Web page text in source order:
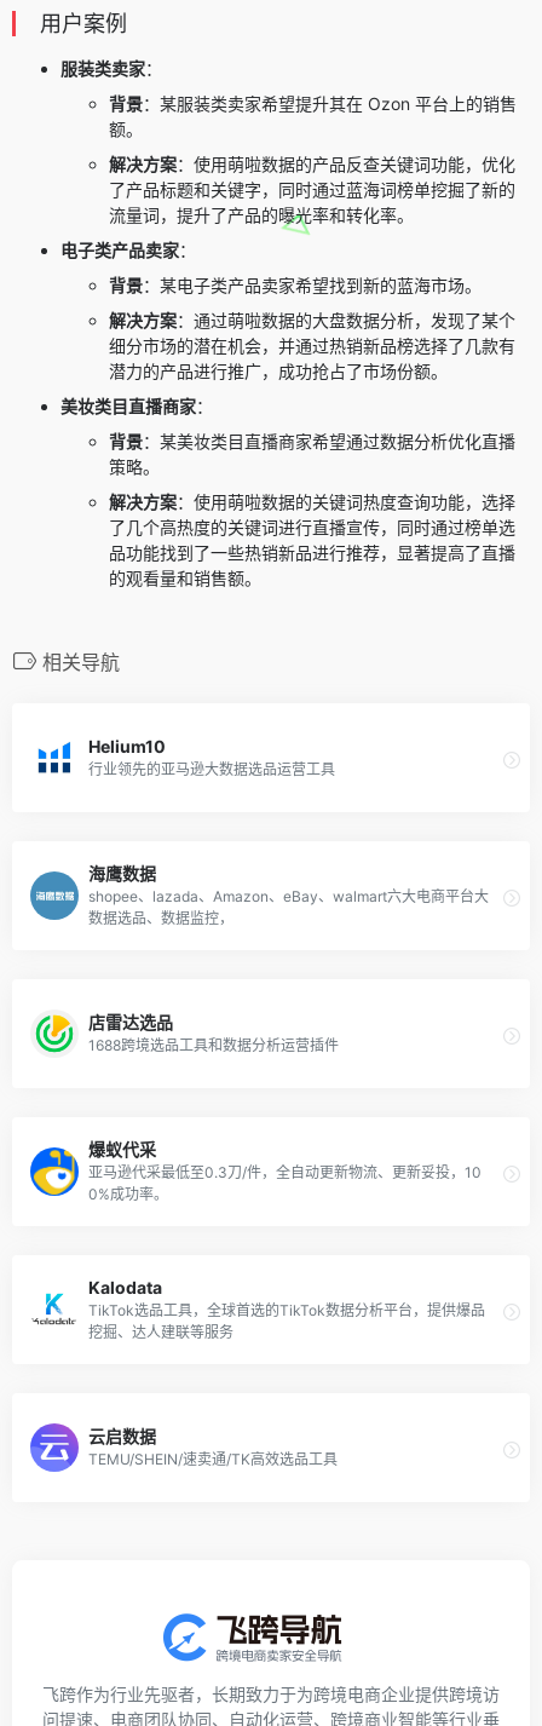
用户案例
服装类卖家：
背景：某服装类卖家希望提升其在 Ozon 平台上的销售
额。
解决方案：使用萌啦数据的产品反查关键词功能，优化
了产品标题和关键字，同时通过蓝海词榜单挖掘了新的
流量词，提升了产品的曝光率和转化率。
电子类产品卖家：
背景：某电子类产品卖家希望找到新的蓝海市场。
解决方案：通过萌啦数据的大盘数据分析，发现了某个
细分市场的潜在机会，并通过热销新品榜选择了几款有
潜力的产品进行推广，成功抢占了市场份额。
美妆类目直播商家：
背景：某美妆类目直播商家希望通过数据分析优化直播
策略。
解决方案：使用萌啦数据的关键词热度查询功能，选择
了几个高热度的关键词进行直播宣传，同时通过榜单选
品功能找到了一些热销新品进行推荐，显著提高了直播
的观看量和销售额。
相关导航
Helium10
行业领先的亚马逊大数据选品运营工具
海鹰数据
shopee、lazada、Amazon、eBay、walmart六大电商平台大
数据选品、数据监控，
店雷达选品
1688跨境选品工具和数据分析运营插件
爆蚁代采
亚马逊代采最低至0.3刀/件，全自动更新物流、更新妥投，10
0%成功率。
Kalodata
TikTok选品工具，全球首选的TikTok数据分析平台，提供爆品
挖掘、达人建联等服务
云启数据
TEMU/SHEIN/速卖通/TK高效选品工具
飞跨作为行业先驱者，长期致力于为跨境电商企业提供跨境访
问提速、电商团队协同、自动化运营、跨境商业智能等行业垂